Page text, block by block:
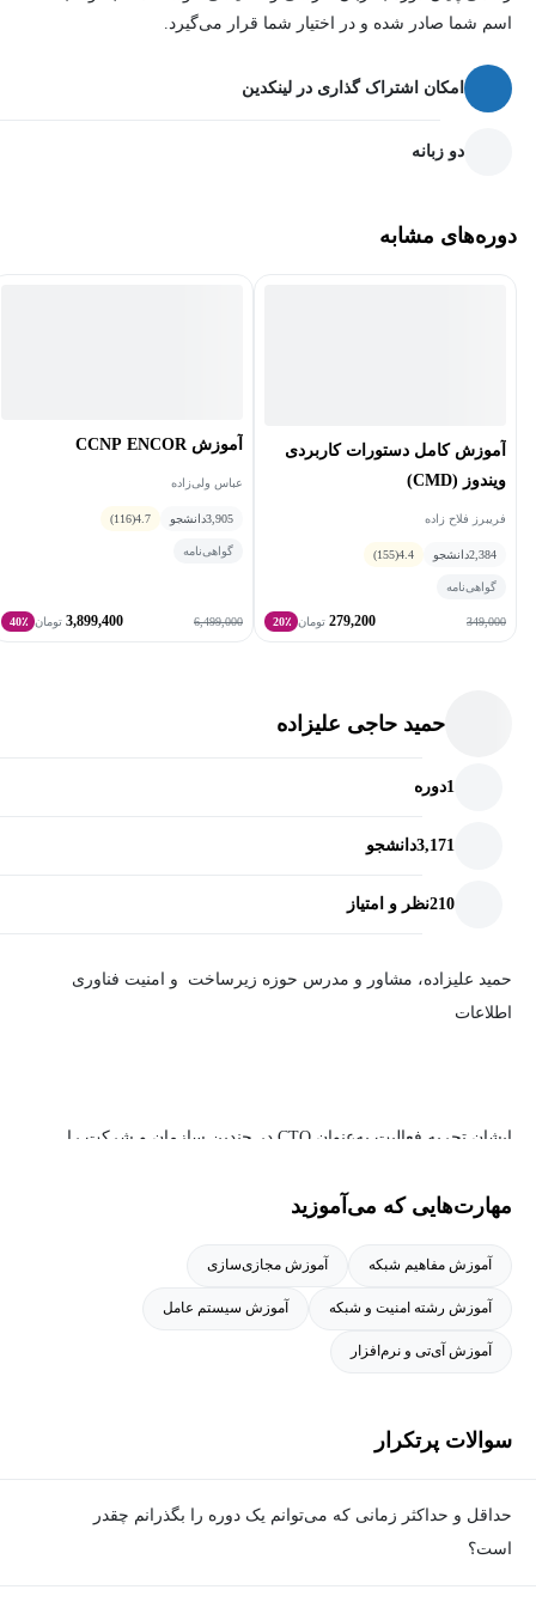
High Availability و VMware vSphere Distributed Resource
Scheduler فعال شده اند
اسم شما صادر شده و در اختیار شما قرار می‌گیرد.
امکان اشتراک گذاری در لینکدین
دو زبانه
دوره‌های مشابه
آموزش کامل دستورات کاربردی
ویندوز (CMD)
فریبرز فلاح زاده
2,384دانشجو 4.4
(155)
گواهی‌نامه
349,000
279,200 تومان 20٪
آموزش CCNP ENCOR
عباس ولی‌زاده
3,905دانشجو 4.7
(116)
گواهی‌نامه
6,499,000
3,899,400 تومان 40٪
حمید حاجی علیزاده
1دوره
3,171دانشجو
210نظر و امتیاز
حمید علیزاده، مشاور و مدرس حوزه زیرساخت و امنیت فناوری
اطلاعات
ایشان تجربه فعالیت به‌عنوان CTO در چندین سازمان و شرکت را
مختلف کشور فعالیت می‌کنند.
در زمینه های VMware، مایکروسافت ، سیسکو، میکروتیک و هاردنینگ
مهارت‌هایی که می‌آموزید
آموزش مفاهیم شبکه آموزش مجازی‌سازی
آموزش رشته امنیت و شبکه آموزش سیستم عامل
آموزش آی‌تی و نرم‌افزار
سوالات پرتکرار
حداقل و حداکثر زمانی که می‌توانم یک دوره را بگذرانم چقدر
است؟